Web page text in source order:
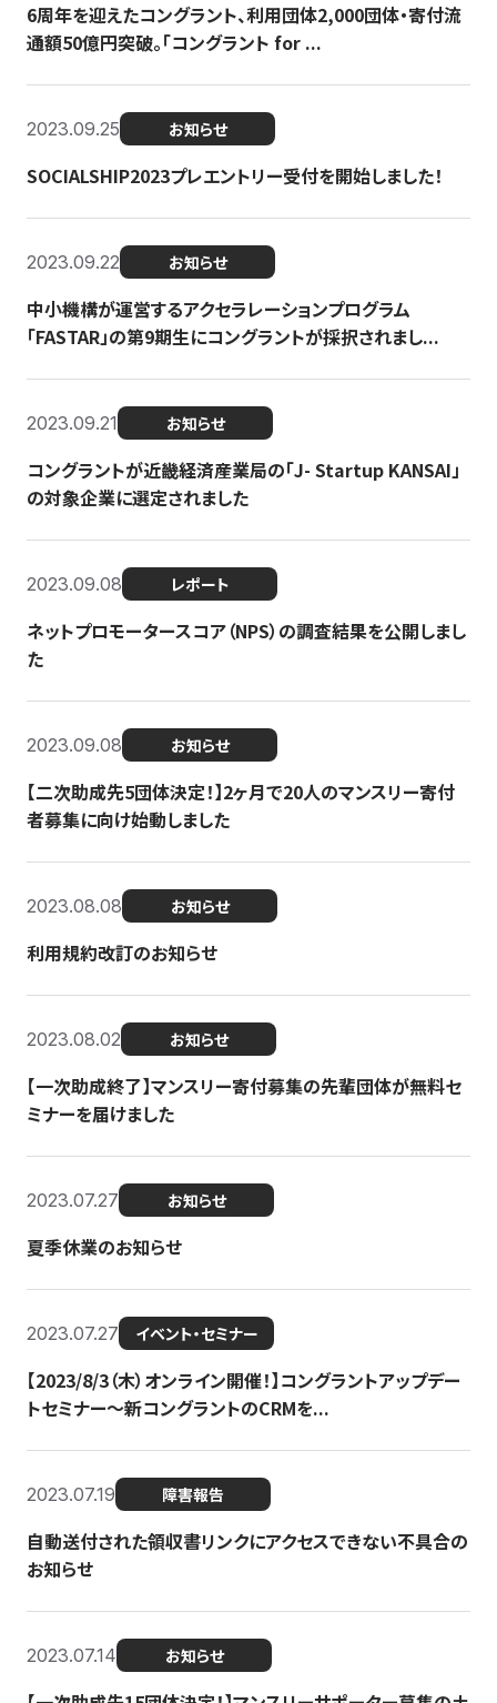
6周年を迎えたコングラント、利用団体2,000団体・寄付流
通額50億円突破。「コングラント for ...
2023.09.25 お知らせ
SOCIALSHIP2023プレエントリー受付を開始しました！
2023.09.22 お知らせ
中小機構が運営するアクセラレーションプログラム
「FASTAR」の第9期生にコングラントが採択されまし...
2023.09.21 お知らせ
コングラントが近畿経済産業局の「J- Startup KANSAI」
の対象企業に選定されました
2023.09.08 レポート
ネットプロモータースコア（NPS）の調査結果を公開しまし
た
2023.09.08 お知らせ
【二次助成先5団体決定！】2ヶ月で20人のマンスリー寄付
者募集に向け始動しました
2023.08.08 お知らせ
利用規約改訂のお知らせ
2023.08.02 お知らせ
【一次助成終了】マンスリー寄付募集の先輩団体が無料セ
ミナーを届けました
2023.07.27 お知らせ
夏季休業のお知らせ
2023.07.27 イベント・セミナー
【2023/8/3（木）オンライン開催！】コングラントアップデー
トセミナー〜新コングラントのCRMを...
2023.07.19 障害報告
自動送付された領収書リンクにアクセスできない不具合の
お知らせ
2023.07.14 お知らせ